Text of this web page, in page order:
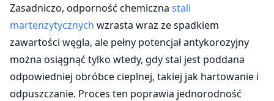
Zasadniczo, odporność chemiczna stali
martenzytycznych wzrasta wraz ze spadkiem
zawartości węgla, ale pełny potencjał antykorozyjny
można osiągnąć tylko wtedy, gdy stal jest poddana
odpowiedniej obróbce cieplnej, takiej jak hartowanie i
odpuszczanie. Proces ten poprawia jednorodność